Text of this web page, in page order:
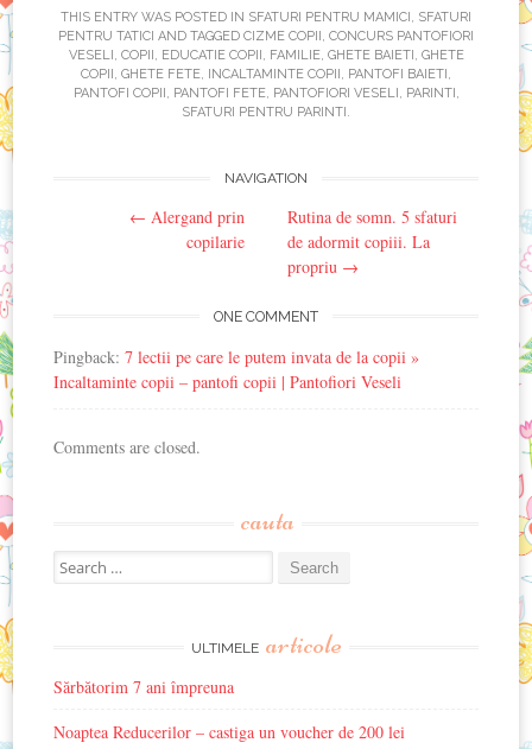
THIS ENTRY WAS POSTED IN SFATURI PENTRU MAMICI, SFATURI
PENTRU TATICI AND TAGGED CIZME COPII, CONCURS PANTOFIORI
VESELI, COPII, EDUCATIE COPII, FAMILIE, GHETE BAIETI, GHETE
COPII, GHETE FETE, INCALTAMINTE COPII, PANTOFI BAIETI,
PANTOFI COPII, PANTOFI FETE, PANTOFIORI VESELI, PARINTI,
SFATURI PENTRU PARINTI.
navigation
NAVIGATION
← Alergand prin
copilarie
Rutina de somn. 5 sfaturi
de adormit copiii. La
propriu →
ONE COMMENT
Pingback:7 lectii pe care le putem invata de la copii »
Incaltaminte copii – pantofi copii | Pantofiori Veseli
Comments are closed.
cauta
Search
for:
ULTIMELE articole
Sărbătorim 7 ani împreuna
Noaptea Reducerilor – castiga un voucher de 200 lei